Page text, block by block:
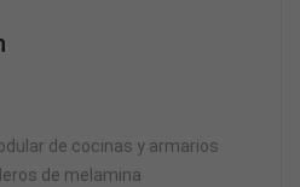
de cocinas y armarios
de melamina